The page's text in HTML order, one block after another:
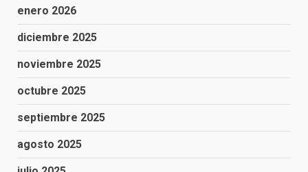
enero 2026
diciembre 2025
noviembre 2025
octubre 2025
septiembre 2025
agosto 2025